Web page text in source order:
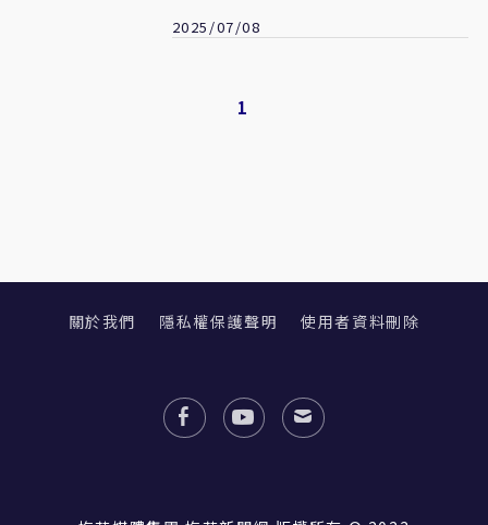
2025/07/08
1
關於我們 隱私權保護聲明 使用者資料刪除